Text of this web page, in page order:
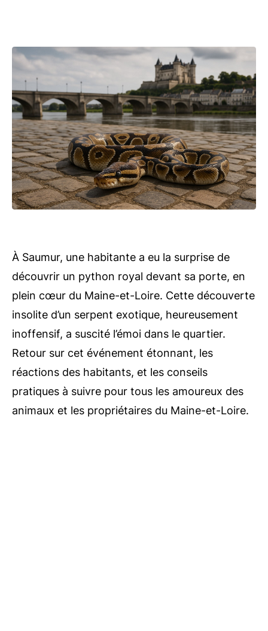
À Saumur, une habitante a eu la surprise de
découvrir un python royal devant sa porte, en
plein cœur du Maine-et-Loire. Cette découverte
insolite d’un serpent exotique, heureusement
inoffensif, a suscité l’émoi dans le quartier.
Retour sur cet événement étonnant, les
réactions des habitants, et les conseils
pratiques à suivre pour tous les amoureux des
animaux et les propriétaires du Maine-et-Loire.